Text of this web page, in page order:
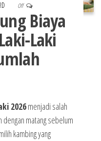
Off
Biaya
Laki
2026menjadi salah
matang sebelum
kambing yang